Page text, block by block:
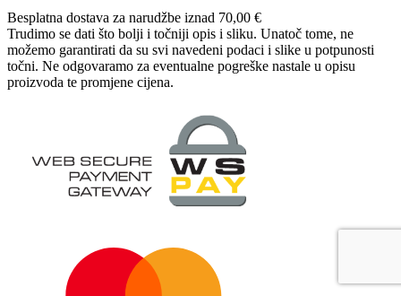
Besplatna dostava za narudžbe iznad 70,00 €
Trudimo se dati što bolji i točniji opis i sliku. Unatoč tome, ne
možemo garantirati da su svi navedeni podaci i slike u potpunosti
točni. Ne odgovaramo za eventualne pogreške nastale u opisu
proizvoda te promjene cijena.